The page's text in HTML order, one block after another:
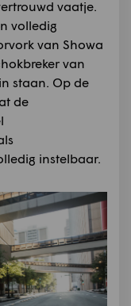
vaatje.
volledig
van Showa
van
staan. Op de
de
instelbaar.